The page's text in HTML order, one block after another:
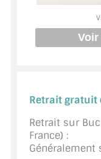
BARRES DE
JOINTS
LE CATALOGUE
Retrait gratuit
Retrait sur
France) :